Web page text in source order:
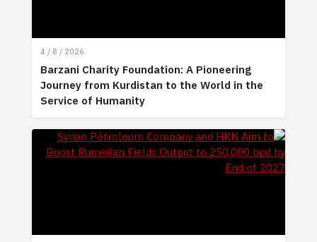
4 / 8 / 2026
Barzani Charity Foundation: A Pioneering
Journey from Kurdistan to the World in the
Service of Humanity